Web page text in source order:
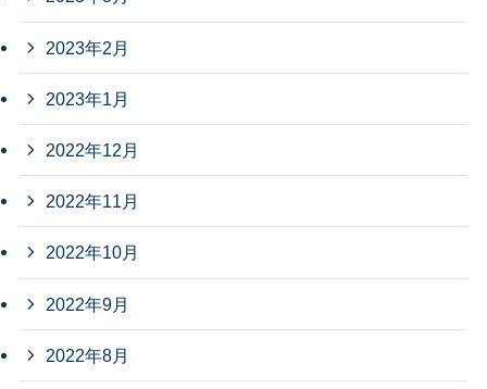
2023年2月
2023年1月
2022年12月
2022年11月
2022年10月
2022年9月
2022年8月